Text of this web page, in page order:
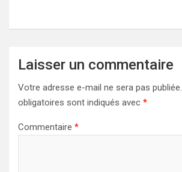
Laisser un commentaire
Votre adresse e-mail ne sera pas publiée.
obligatoires sont indiqués avec *
Commentaire *